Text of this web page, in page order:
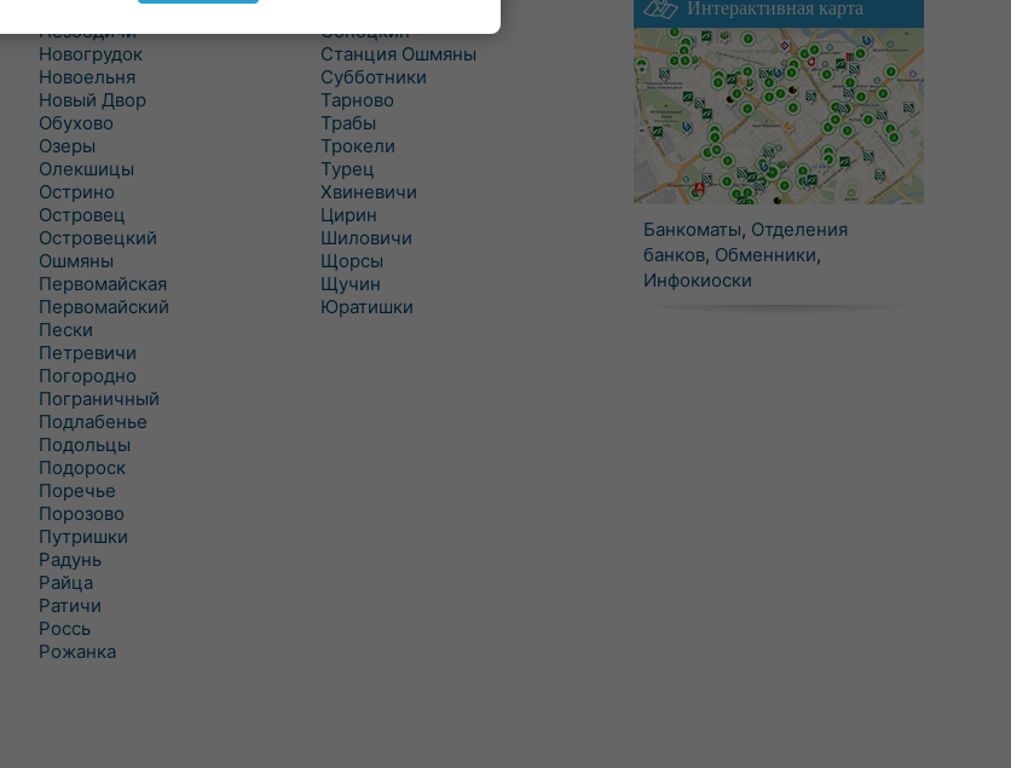
Незбодичи
Новогрудок
Новоельня
Новый Двор
Обухово
Озеры
Олекшицы
Острино
Островец
Островецкий
Ошмяны
Первомайская
Первомайский
Пески
Петревичи
Погородно
Пограничный
Подлабенье
Подольцы
Подороск
Поречье
Порозово
Путришки
Радунь
Райца
Ратичи
Роcсь
Рожанка
Сопоцкин
Станция Ошмяны
Субботники
Тарново
Трабы
Трокели
Турец
Хвиневичи
Цирин
Шиловичи
Щорсы
Щучин
Юратишки
Интерактивная карта
Банкоматы, Отделения
банков, Обменники,
Инфокиоски